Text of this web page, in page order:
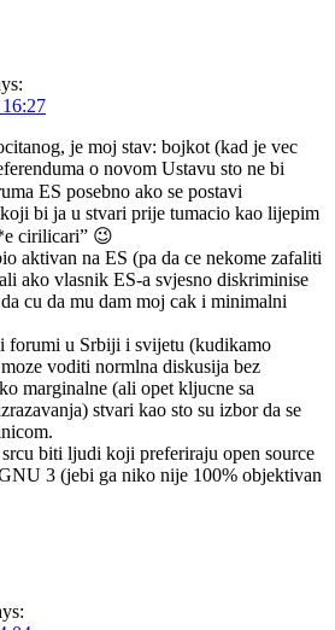
je moj stav: bojkot (kad je vec
o novom Ustavu sto ne bi
ES posebno ako se postavi
bi ja u stvari prije tumacio kao lijepim
cirilicari” 😉
aktivan na ES (pa da ce nekome zafaliti
ako vlasnik ES-a svjesno diskriminise
cu da mu dam moj cak i minimalni
forumi u Srbiji i svijetu (kudikamo
voditi normlna diskusija bez
marginalne (ali opet kljucne sa
stvari kao sto su izbor da se
biti ljudi koji preferiraju open source
3 (jebi ga niko nije 100% objektivan